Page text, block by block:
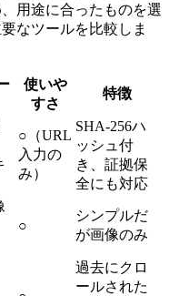
用途に合ったものを選
なツールを比較しま
使いや
すさ
特徴
○（URL
入力の
み）
SHA-256ハ
ッシュ付
き、証拠保
全にも対応
○
シンプルだ
が画像のみ
過去にクロ
ールされた